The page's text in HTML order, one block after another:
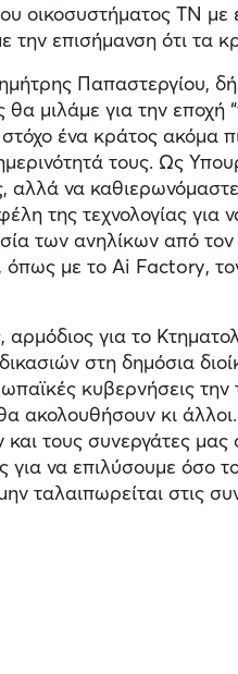
οικοσυστήματος ΤΝ
επισήμανση ότι τα
Παπαστεργίου,
μιλάμε για την
ένα κράτος ακόμα
τους. Ως
να
της τεχνολογίας
των ανηλίκων από τον
όπως με το Ai Factory,
για το
στη δημόσια
κυβερνήσεις την
ακολουθήσουν κι
τους συνεργάτες
να επιλύσουμε όσο
ταλαιπωρείται στις